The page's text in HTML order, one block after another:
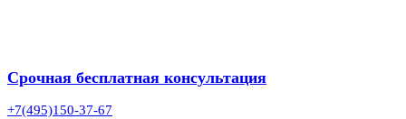
Срочная бесплатная консультация
+7(495)150-37-67